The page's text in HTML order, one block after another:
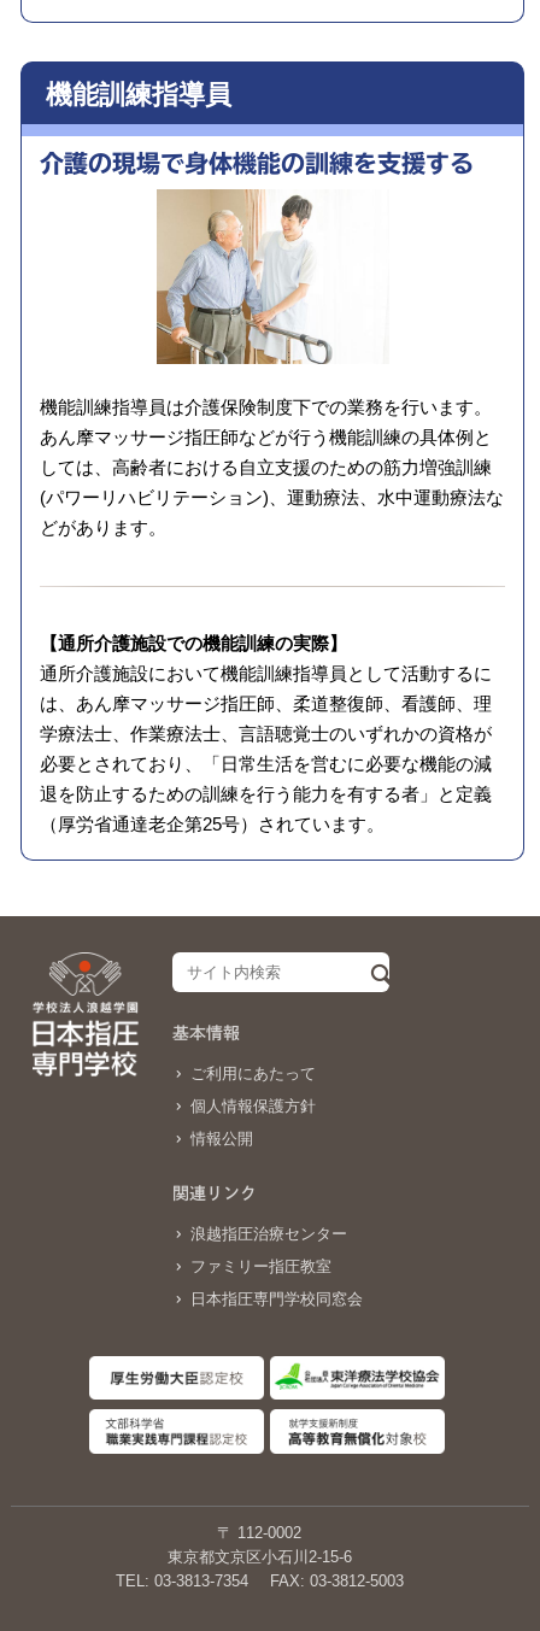
機能訓練指導員
介護の現場で身体機能の訓練を支援する
機能訓練指導員は介護保険制度下での業務を行います。
あん摩マッサージ指圧師などが行う機能訓練の具体例と
しては、高齢者における自立支援のための筋力増強訓練
(パワーリハビリテーション)、運動療法、水中運動療法な
どがあります。
【通所介護施設での機能訓練の実際】
通所介護施設において機能訓練指導員として活動するに
は、あん摩マッサージ指圧師、柔道整復師、看護師、理
学療法士、作業療法士、言語聴覚士のいずれかの資格が
必要とされており、「日常生活を営むに必要な機能の減
退を防止するための訓練を行う能力を有する者」と定義
（厚労省通達老企第25号）されています。
基本情報
ご利用にあたって
個人情報保護方針
情報公開
関連リンク
浪越指圧治療センター
ファミリー指圧教室
日本指圧専門学校同窓会
〒 112-0002
東京都文京区小石川2-15-6
TEL: 03-3813-7354
FAX: 03-3812-5003